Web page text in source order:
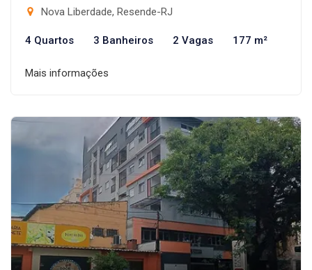
Nova Liberdade, Resende-RJ
4 Quartos 3 Banheiros 2 Vagas 177 m²
Mais informações